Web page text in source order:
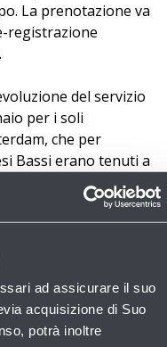
ad assicurare il suo
acquisizione di Suo
potrà inoltre
La prenotazione va
registrazione
del servizio
per i soli
che per
Bassi erano tenuti a
tampone rapido
la partenza.
Ventola, dal
Pubblica della